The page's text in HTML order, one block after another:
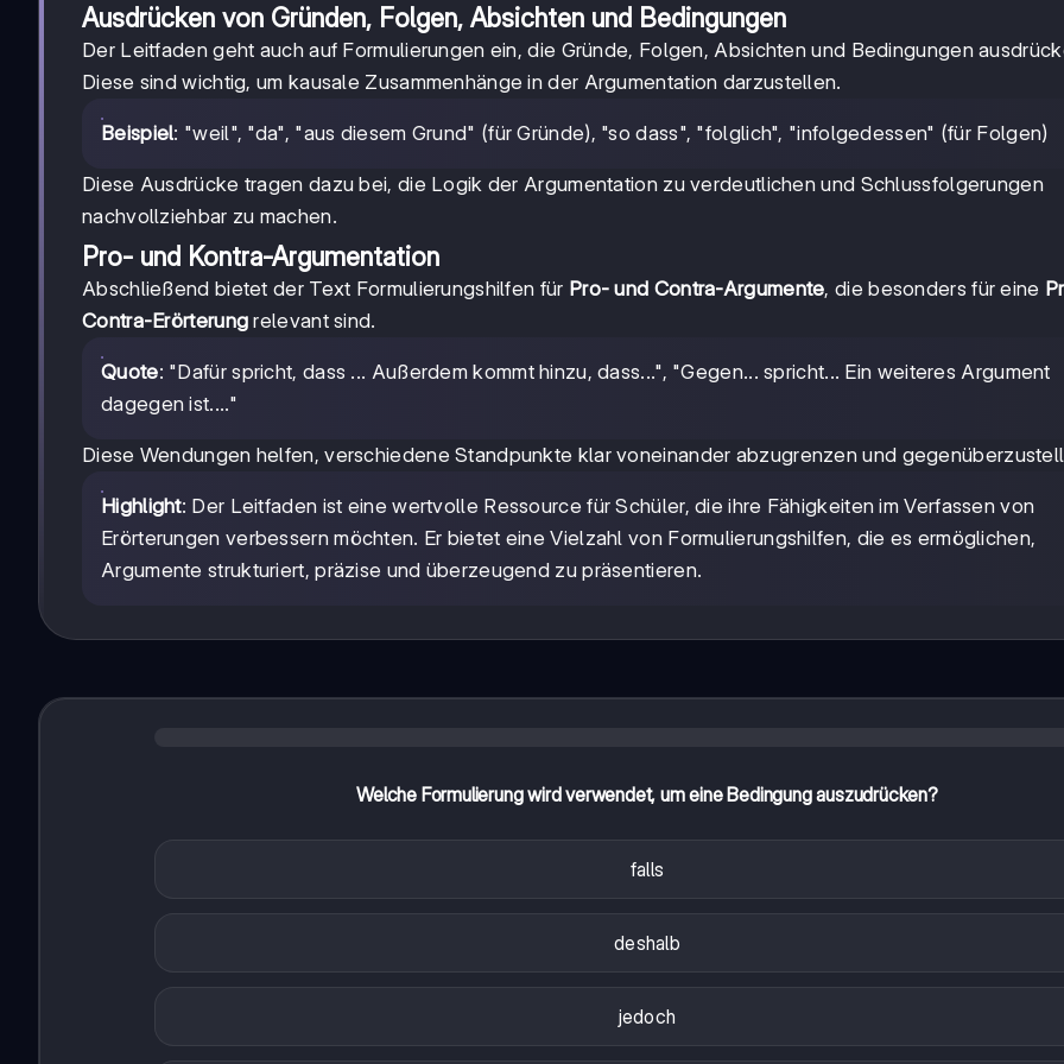
Ausdrücken von Gründen, Folgen, Absichten und Bedingungen
Der Leitfaden geht auch auf Formulierungen ein, die Gründe, Folgen, Absichten und Bedingungen
Diese sind wichtig, um kausale Zusammenhänge in der Argumentation darzustellen.
Beispiel: "weil", "da", "aus diesem Grund" (für Gründe), "so dass", "folglich", "infolgedessen" (für Folgen)
Diese Ausdrücke tragen dazu bei, die Logik der Argumentation zu verdeutlichen und Schlussfolgerungen
nachvollziehbar zu machen.
Pro- und Kontra-Argumentation
Abschließend bietet der Text Formulierungshilfen für Pro- und Contra-Argumente, die besonders für eine
Contra-Erörterung relevant sind.
Quote: "Dafür spricht, dass ... Außerdem kommt hinzu, dass...", "Gegen... spricht... Ein weiteres Argument
dagegen ist...."
Diese Wendungen helfen, verschiedene Standpunkte klar voneinander abzugrenzen und
Highlight: Der Leitfaden ist eine wertvolle Ressource für Schüler, die ihre Fähigkeiten im Verfassen von
Erörterungen verbessern möchten. Er bietet eine Vielzahl von Formulierungshilfen, die es ermöglichen,
Argumente strukturiert, präzise und überzeugend zu präsentieren.
Welche Formulierung wird verwendet, um eine Bedingung auszudrücken?
falls
deshalb
jedoch